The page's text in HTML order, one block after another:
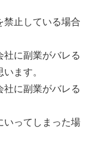
禁止している場合
社に副業がバレる
ます。
社に副業がバレる
いってしまった場